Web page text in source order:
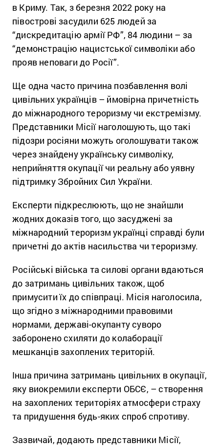
в Криму. Так, з березня 2022 року на
півострові засудили 625 людей за
“дискредитацію армії РФ”, 84 людини – за
“демонстрацію нацистської символіки або
прояв неповаги до Росії”.
Ще одна часто причина позбавлення волі
цивільних українців – ймовірна причетність
до міжнародного тероризму чи екстремізму.
Представники Місії наголошують, що такі
підозри росіяни можуть оголошувати також
через знайдену українську символіку,
неприйняття окупації чи реальну або уявну
підтримку Збройних Сил України.
Експерти підкреслюють, що не знайшли
жодних доказів того, що засуджені за
міжнародний тероризм українці справді були
причетні до актів насильства чи тероризму.
Російські війська та силові органи вдаються
до затримань цивільних також, щоб
примусити їх до співпраці. Місія наголосила,
що згідно з міжнародними правовими
нормами, державі-окупанту суворо
заборонено схиляти до колаборації
мешканців захоплених територій.
Інша причина затримань цивільних в окупації,
яку виокремили експерти ОБСЄ, – створення
на захоплених територіях атмосфери страху
та придушення будь-яких спроб спротиву.
Зазвичай, додають представники Місії,